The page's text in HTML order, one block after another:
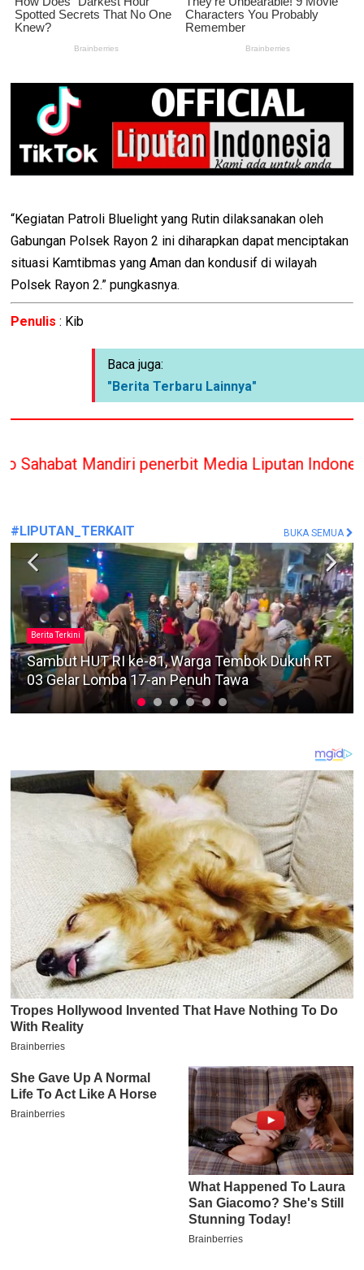
“Kegiatan Patroli Bluelight yang Rutin dilaksanakan oleh
Gabungan Polsek Rayon 2 ini diharapkan dapat menciptakan
situasi Kamtibmas yang Aman dan kondusif di wilayah
Polsek Rayon 2.” pungkasnya.
Penulis : Kib
Baca juga:
"Berita Terbaru Lainnya"
penerbit Media Liputan Indonesia hanya
#LIPUTAN_TERKAIT BUKA SEMUA
#MafiaTanah
Sengketa Lahan Pandegiling Makin Panas, Polisi
Diminta Segera Usut Agar Tidak Terjadi
Kegaduhan Di Surabaya